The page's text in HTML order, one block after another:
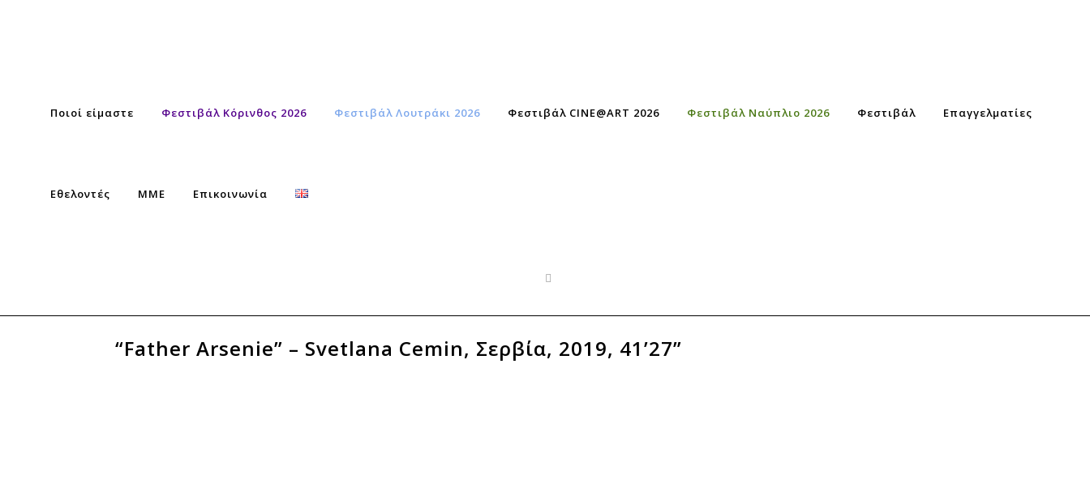
Ποιοί είμαστε Φεστιβάλ Κόρινθος 2026 Φεστιβάλ Λουτράκι 2026 Φεστιβάλ CINE@ART 2026 Φεστιβάλ Ναύπλιο 2026 Φεστιβάλ Επαγγελματίες
Εθελοντές ΜΜΕ Επικοινωνία
“Father Arsenie” – Svetlana Cemin, Σερβία, 2019, 41’27”